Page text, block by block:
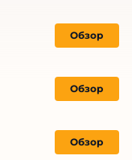
Обзор
Обзор
Обзор